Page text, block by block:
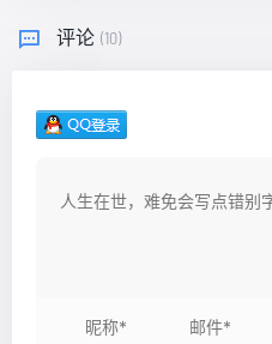
评论 (10)